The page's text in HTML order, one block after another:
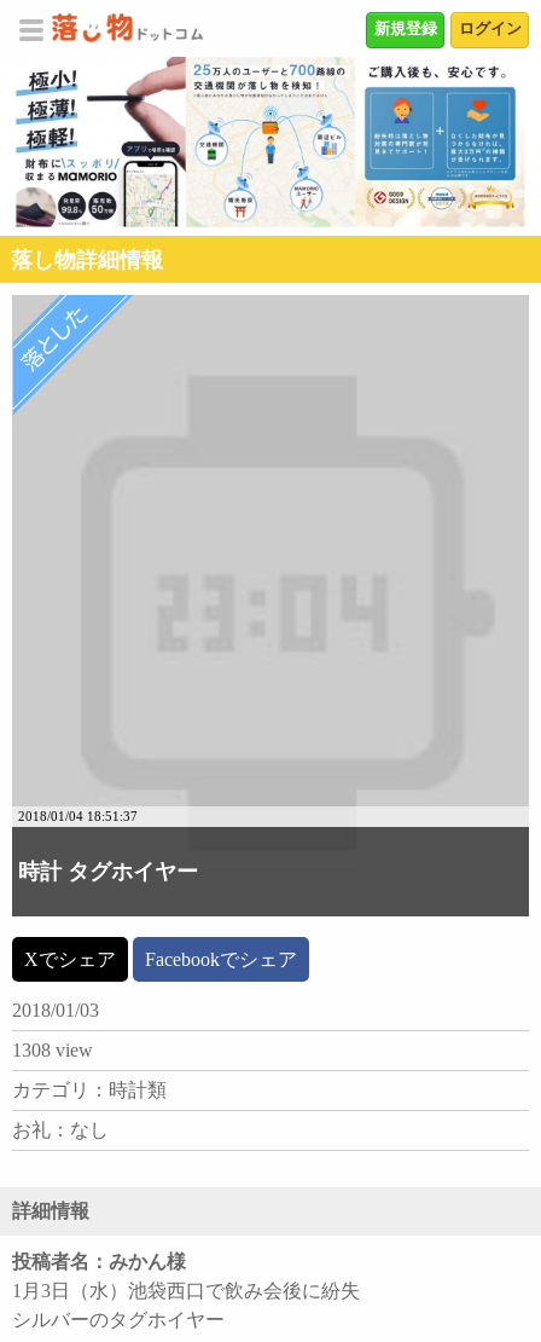
ログイン
新規登録
落し物詳細情報
2018/01/04 18:51:37
時計 タグホイヤー
Xでシェア Facebookでシェア
2018/01/03
1308 view
カテゴリ：時計類
お礼：なし
詳細情報
投稿者名：みかん様
1月3日（水）池袋西口で飲み会後に紛失
シルバーのタグホイヤー